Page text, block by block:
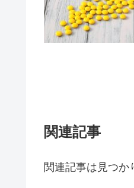
関連記事
関連記事は見つか